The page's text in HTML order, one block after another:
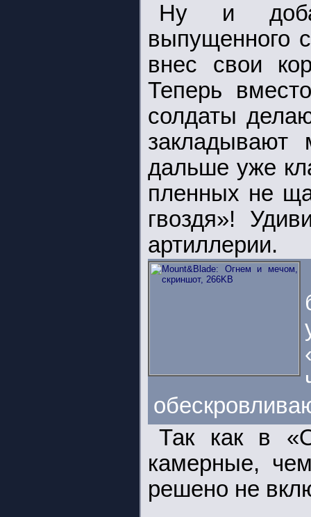
Ну и
выпущенного
внес свои
Теперь
солдаты
дальше уже
пленных не
гвоздя»!
артиллерии.
Так как в
камерные,
решено не